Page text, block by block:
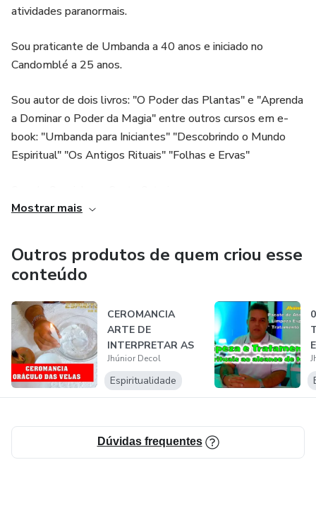
pessoa que adquirir precisa estar acompanhando ao vivo,
local ou no campo vibracional que serão realizados.
mensagem dentro do grupo privado, informando as datas e
horários para cada tipo de atendimento.
CADA PACOTE ADQUIRIDO É VÁLIDO POR 12 MESES
OS ATENDIMENTOS NÃO SÃO ACUMULATIVOS,
DENTRO DE CADA MÊS, NOS DIAS E HORÁRIOS
DETERMINADOS DENTRO DO GRUPO PRIVADO.
atividades paranormais.
Sou praticante de Umbanda a 40 anos e iniciado no
Candomblé a 25 anos.
Sou autor de dois livros: "O Poder das Plantas" e "Aprenda
a Dominar o Poder da Magia" entre outros cursos em e-
book: "Umbanda para Iniciantes" "Descobrindo o Mundo
Espiritual" "Os Antigos Rituais" "Folhas e Ervas"
Forte agraço e seja muito bem vindo.
Mostrar mais
Outros produtos de quem criou esse
conteúdo
CEROMANCIA
ARTE DE
INTERPRETAR AS
VELAS - DO
BÁSICO AO
AVANÇ...
Jhúnior Decol
Espiritualidade
Dúvidas frequentes